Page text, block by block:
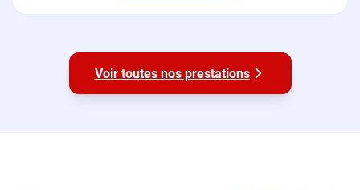
Voir toutes nos prestations